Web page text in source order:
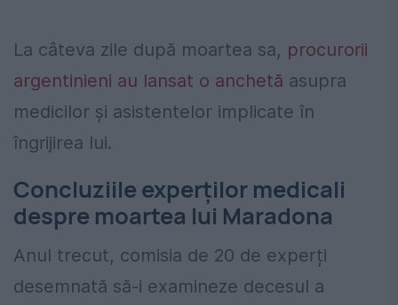
La câteva zile după moartea sa, procurorii
argentinieni au lansat o anchetă asupra
medicilor și asistentelor implicate în
îngrijirea lui.
Concluziile experților medicali
despre moartea lui Maradona
Anul trecut, comisia de 20 de experți
desemnată să-i examineze decesul a